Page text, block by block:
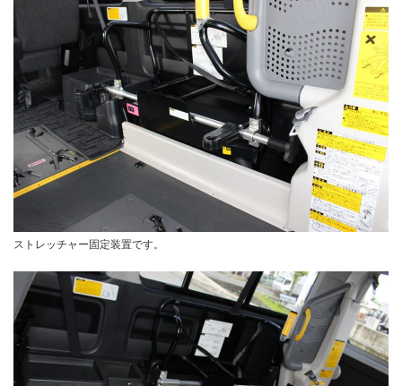
ストレッチャー固定装置です。